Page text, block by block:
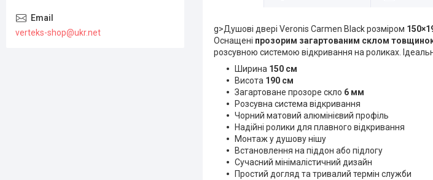
g>Душові двері Veronis Carmen Black розміром
Оснащені прозорим загартованим склом
розсувною системою відкривання на роликах.
Ширина 150 см
Висота 190 см
Загартоване прозоре скло 6 мм
Розсувна система відкривання
Чорний матовий алюмінієвий профіль
Надійні ролики для плавного відкривання
Монтаж у душову нішу
Встановлення на піддон або підлогу
Сучасний мінімалістичний дизайн
Простий догляд та тривалий термін служби
verteks-shop@ukr.net